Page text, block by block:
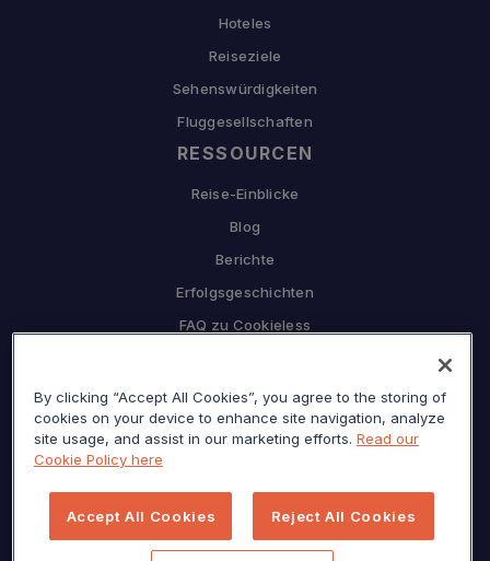
Hoteles
Reiseziele
Sehenswürdigkeiten
Fluggesellschaften
RESSOURCEN
Reise-Einblicke
Blog
Berichte
Erfolgsgeschichten
FAQ zu Cookieless
Warum Sojern
Presse
Datenschutzzentrum
By clicking “Accept All Cookies”, you agree to the storing of
cookies on your device to enhance site navigation, analyze
site usage, and assist in our marketing efforts. Read our
Cookie Policy here
Accept All Cookies Reject All Cookies